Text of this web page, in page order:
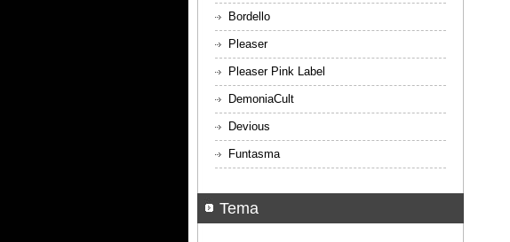
Bordello
Pleaser
Pleaser Pink Label
DemoniaCult
Devious
Funtasma
Tema